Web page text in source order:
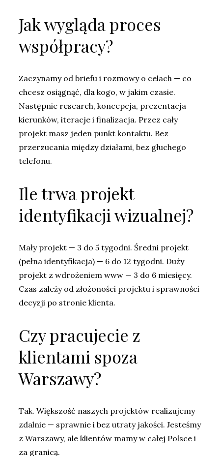
Jak wygląda proces
współpracy?
Zaczynamy od briefu i rozmowy o celach — co
chcesz osiągnąć, dla kogo, w jakim czasie.
Następnie research, koncepcja, prezentacja
kierunków, iteracje i finalizacja. Przez cały
projekt masz jeden punkt kontaktu. Bez
przerzucania między działami, bez głuchego
telefonu.
Ile trwa projekt
identyfikacji wizualnej?
Mały projekt — 3 do 5 tygodni. Średni projekt
(pełna identyfikacja) — 6 do 12 tygodni. Duży
projekt z wdrożeniem www — 3 do 6 miesięcy.
Czas zależy od złożoności projektu i sprawności
decyzji po stronie klienta.
Czy pracujecie z
klientami spoza
Warszawy?
Tak. Większość naszych projektów realizujemy
zdalnie — sprawnie i bez utraty jakości. Jesteśmy
z Warszawy, ale klientów mamy w całej Polsce i
za granicą.